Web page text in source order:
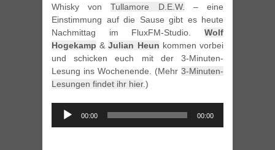
Whisky vonTullamore D.E.W.
– eine
Einstimmung auf die Sause gibt es heute
Nachmittag im FluxFM-Studio. Wolf
Hogekamp &Julian Heun kommen vorbei
und schicken euch mit der 3-Minuten-
Lesung ins Wochenende. (Mehr 3-Minuten-
Lesungen findet ihr hier.)
Audio
Player
00:00 00:00